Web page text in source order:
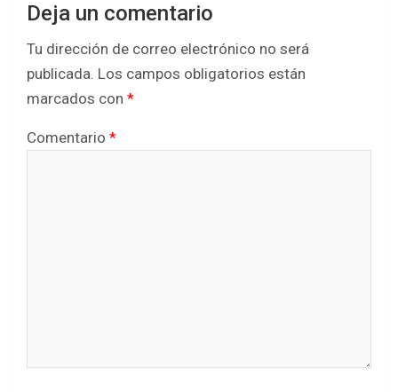
Deja un comentario
Tu dirección de correo electrónico no será
publicada. Los campos obligatorios están
marcados con *
Comentario *